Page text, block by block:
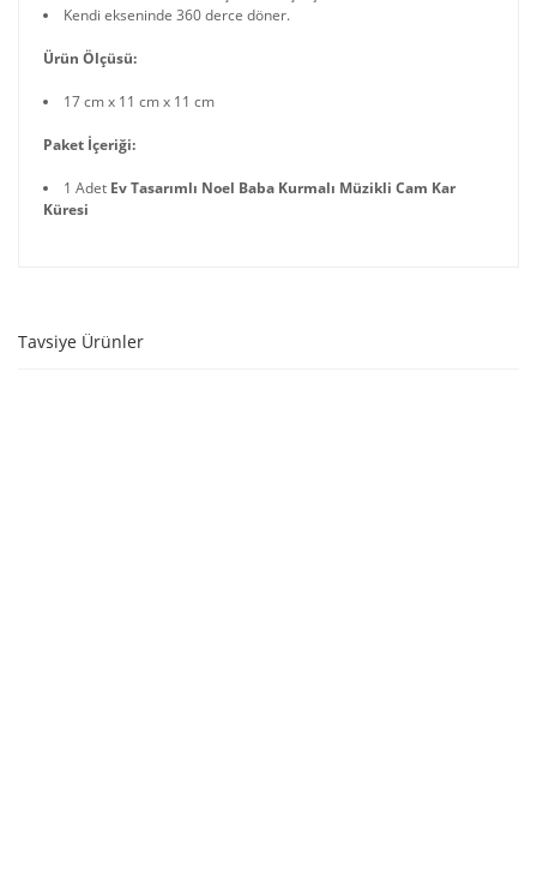
Kendi ekseninde 360 derce döner.
Ürün Ölçüsü:
17 cm x 11 cm x 11 cm
Paket İçeriği:
1 Adet Ev Tasarımlı Noel Baba Kurmalı Müzikli Cam Kar
Küresi
Tavsiye Ürünler